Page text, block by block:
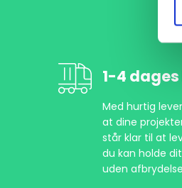
1-4
Med hurtig
at dine
står klar til at
du kan holde
uden